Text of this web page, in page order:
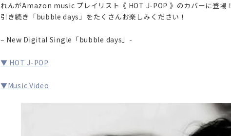
HOME
れんがAmazon music プレイリスト《 HOT J-POP 》のカバーに登場！
引き続き「bubble days」をたくさんお楽しみください！
– New Digital Single「bubble days」-
▼ HOT J-POP
▼Music Video